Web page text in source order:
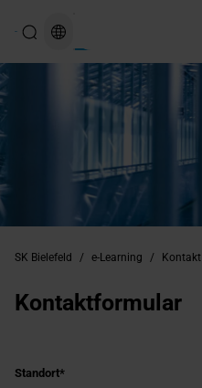
SK Bielefeld / e-Learning / Kontakt
Kontaktformular
Standort